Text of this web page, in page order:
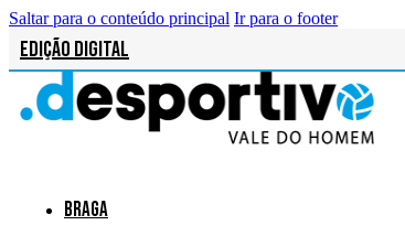
Saltar para o conteúdo principal Ir para o footer
Edição Digital
Braga